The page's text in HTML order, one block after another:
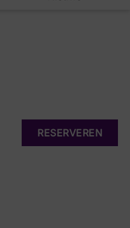
RESERVEREN